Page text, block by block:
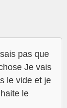
pas que
Je vais
le vide et je
le